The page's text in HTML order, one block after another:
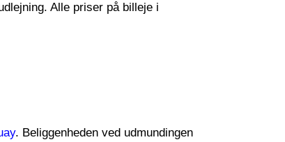
Alle priser på billeje i
. Beliggenheden ved udmundingen